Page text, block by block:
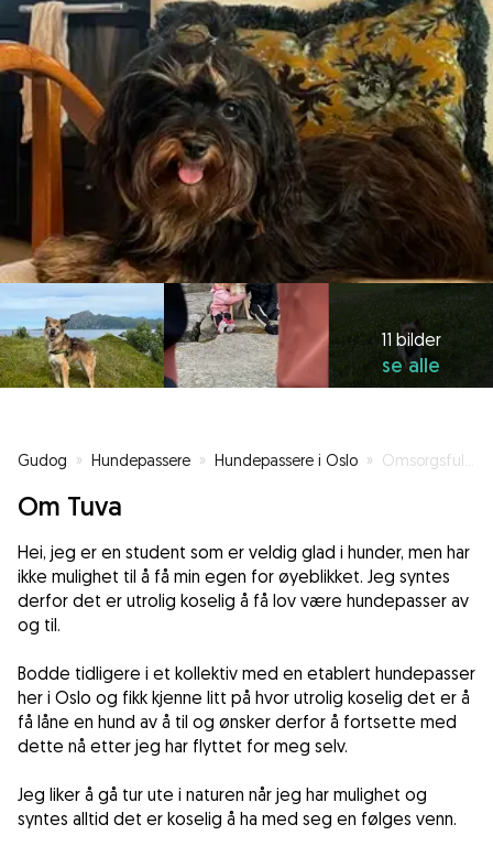
11 bilder
se alle
Gudog » Hundepassere » Hundepassere i Oslo » Omsorgsfull og turglad hundepasser
Om Tuva
Hei, jeg er en student som er veldig glad i hunder, men har
ikke mulighet til å få min egen for øyeblikket. Jeg syntes
derfor det er utrolig koselig å få lov være hundepasser av
og til.
Bodde tidligere i et kollektiv med en etablert hundepasser
her i Oslo og fikk kjenne litt på hvor utrolig koselig det er å
få låne en hund av å til og ønsker derfor å fortsette med
dette nå etter jeg har flyttet for meg selv.
Jeg liker å gå tur ute i naturen når jeg har mulighet og
syntes alltid det er koselig å ha med seg en følges venn.